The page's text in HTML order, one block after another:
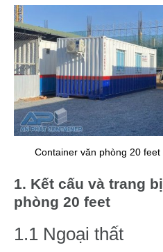
Container văn phòng 20
1. Kết cấu và trang
phòng 20 feet
1.1 Ngoại thất